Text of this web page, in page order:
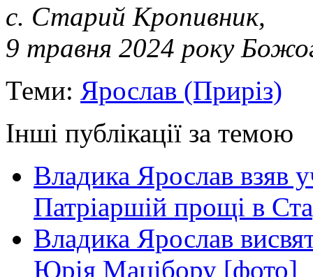
с. Старий Кропивник,
9 травня 2024 року
Теми: Ярослав (Приріз)
Інші публікації за темою
Владика Ярослав взяв
Патріаршій прощі в
Владика Ярослав
Юрія Мацібору [фото]